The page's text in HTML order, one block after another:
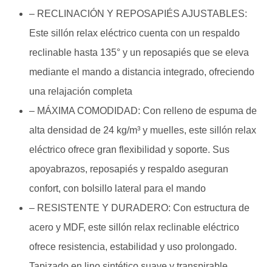
– RECLINACIÓN Y REPOSAPIÉS AJUSTABLES:
Este sillón relax eléctrico cuenta con un respaldo
reclinable hasta 135° y un reposapiés que se eleva
mediante el mando a distancia integrado, ofreciendo
una relajación completa
– MÁXIMA COMODIDAD: Con relleno de espuma de
alta densidad de 24 kg/m³ y muelles, este sillón relax
eléctrico ofrece gran flexibilidad y soporte. Sus
apoyabrazos, reposapiés y respaldo aseguran
confort, con bolsillo lateral para el mando
– RESISTENTE Y DURADERO: Con estructura de
acero y MDF, este sillón relax reclinable eléctrico
ofrece resistencia, estabilidad y uso prolongado.